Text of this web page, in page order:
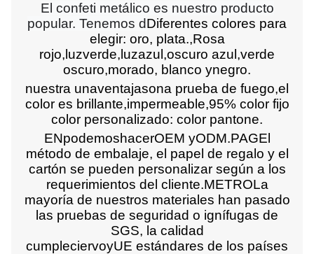
El confeti metálico es nuestro producto
popular. Tenemos dDiferentes colores para
elegir: oro, plata.,Rosa
rojo, luzverde, luzazul,oscuro azul ,verde
oscuro,morado, blanco ynegro.
nuestra unaventajasona prueba de fuego,el
color es brillante,impermeable,95% color fijo
color personalizado: color pantone.
ENpodemoshacerOEM yODM.PAGEl
método de embalaje, el papel de regalo y el
cartón se pueden personalizar según a los
requerimientos del cliente.METROLa
mayoría de nuestros materiales han pasado
las pruebas de seguridad o ignífugas de
SGS, la calidad
cumpleciervoyUE estándares de los países